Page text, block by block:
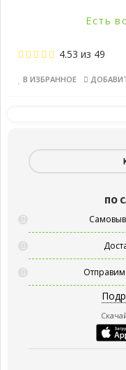
Есть
4.53 из 49
В ИЗБРАННОЕ
ПО